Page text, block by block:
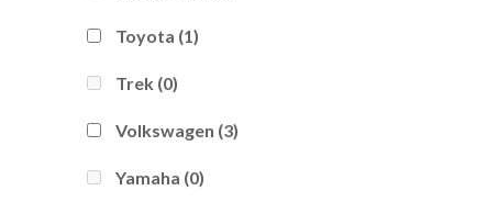
Toyota (1)
Trek (0)
Volkswagen (3)
Yamaha (0)